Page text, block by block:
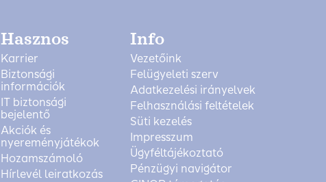
Hasznos
Karrier
Biztonsági
információk
IT biztonsági
bejelentő
Akciók és
nyereményjátékok
Hozamszámoló
Hírlevél leiratkozás
Info
Vezetőink
Felügyeleti szerv
Adatkezelési irányelvek
Felhasználási feltételek
Süti kezelés
Impresszum
Ügyféltájékoztató
Pénzügyi navigátor